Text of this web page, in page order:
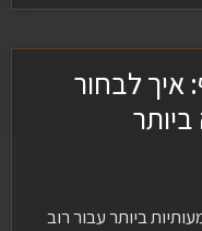
איך לבחור
ביותר עבור רוב